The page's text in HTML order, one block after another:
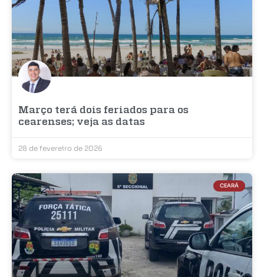
Março terá dois feriados para os
cearenses; veja as datas
28 de fevereiro de 2026
CEARÁ